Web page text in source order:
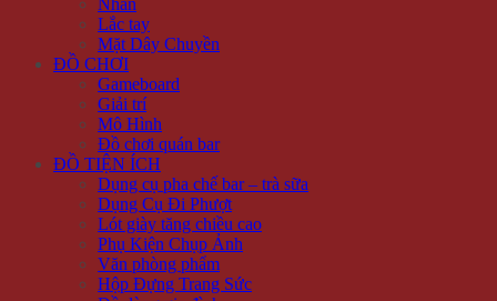
Nhẫn
Lắc tay
Mặt Dây Chuyền
ĐỒ CHƠI
Gameboard
Giải trí
Mô Hình
Đồ chơi quán bar
ĐỒ TIỆN ÍCH
Dụng cụ pha chế bar – trà sữa
Dụng Cụ Đi Phượt
Lót giày tăng chiều cao
Phụ Kiện Chụp Ảnh
Văn phòng phẩm
Hộp Đựng Trang Sức